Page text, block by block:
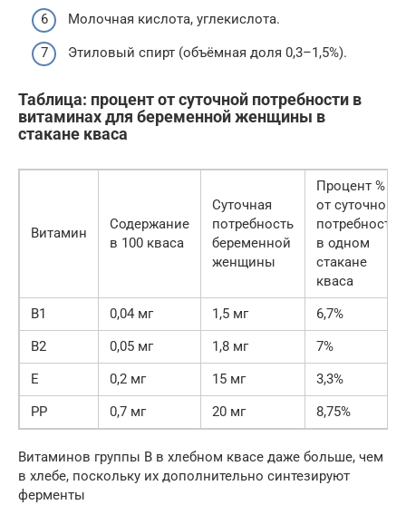
Молочная кислота, углекислота.
Этиловый спирт (объёмная доля 0,3–1,5%).
Таблица: процент от суточной потребности в
витаминах для беременной женщины в
стакане кваса
Витамин
Содержание
в 100 кваса
Суточная
потребность
беременной
женщины
Процент %
от суточной
потребности
в одном
стакане
кваса
В1
0,04 мг 1,5 мг
6,7%
В2
0,05 мг 1,8 мг
7%
Е
0,2 мг 15 мг
3,3%
РР
0,7 мг 20 мг 8,75%
Витаминов группы В в хлебном квасе даже больше, чем
в хлебе, поскольку их дополнительно синтезируют
ферменты